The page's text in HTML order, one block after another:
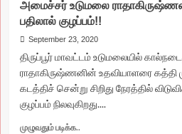
அணையை
கட்டியதே
கூறுவார்…
முதல்வர்
எடப்பாடி
பழனிச்சாமி
துரைமுருகன்
அமைச்சர் உடுமலை
பதிலால் குழப்பம்!!
September 23, 2020
திருப்பூர் மாவட்டம் உடுமலையில்
ராதாகிருஷ்ணனின் உதவியாளரை கத்தி
கடத்திச் சென்று சிறிது நேரத்தில்
குழப்பம் நிலவுகிறது....
முழுவதும் படிக்க..